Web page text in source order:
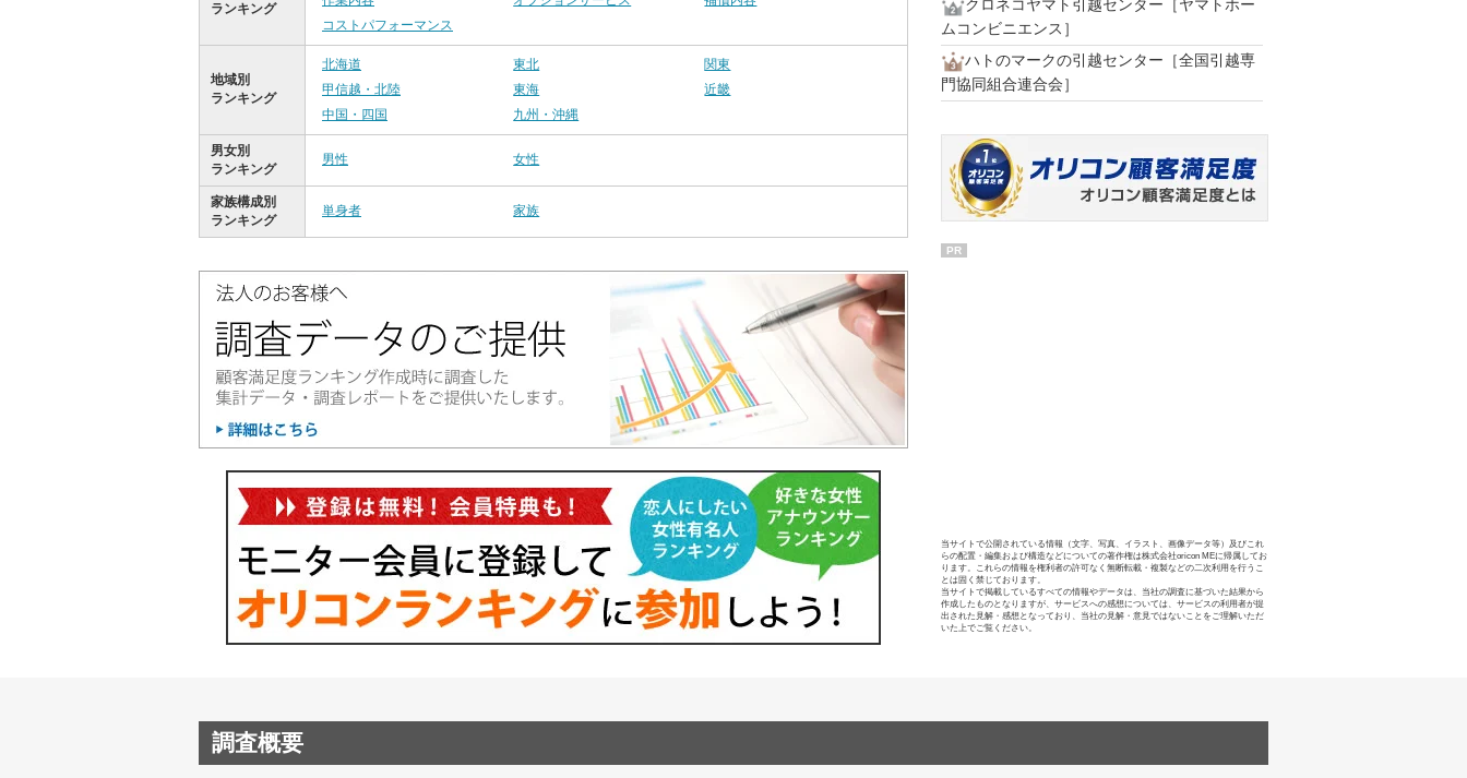
ランキング
コストパフォーマンス
地域別
ランキング
北海道 東北
関東
甲信越・北陸
東海
近畿
中国・四国
九州・沖縄
男女別
ランキング
男性 女性
家族構成別
ランキング
単身者 家族
クロネコヤマト引越センター［ヤマトホー
ムコンビニエンス］
ハトのマークの引越センター［全国引越専
門協同組合連合会］
PR
当サイトで公開されている情報（文字、写真、イラスト、画像データ等）及びこれ
らの配置・編集および構造などについての著作権は株式会社oricon MEに帰属してお
ります。これらの情報を権利者の許可なく無断転載・複製などの二次利用を行うこ
とは固く禁じております。
当サイトで掲載しているすべての情報やデータは、当社の調査に基づいた結果から
作成したものとなりますが、サービスへの感想については、サービスの利用者が提
出された見解・感想となっており、当社の見解・意見ではないことをご理解いただ
いた上でご覧ください。
調査概要